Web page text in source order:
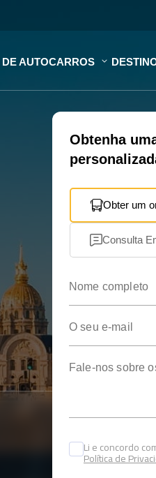
AUTOCARROS
Obtenha
Obter um
Consulta
Li e concordo
Política de